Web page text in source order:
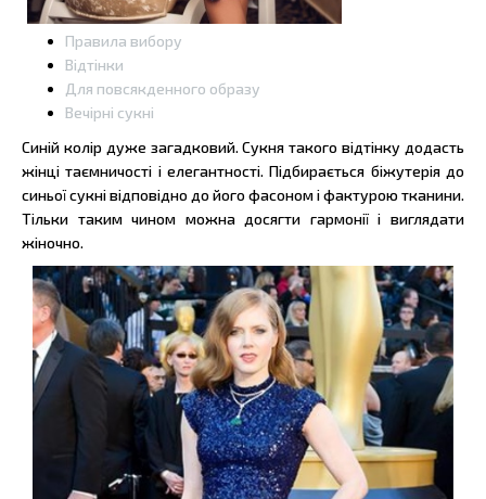
Правила вибору
Відтінки
Для повсякденного образу
Вечірні сукні
Синій колір дуже загадковий. Сукня такого відтінку додасть
жінці таємничості і елегантності. Підбирається біжутерія до
синьої сукні відповідно до його фасоном і фактурою тканини.
Тільки таким чином можна досягти гармонії і виглядати
жіночно.